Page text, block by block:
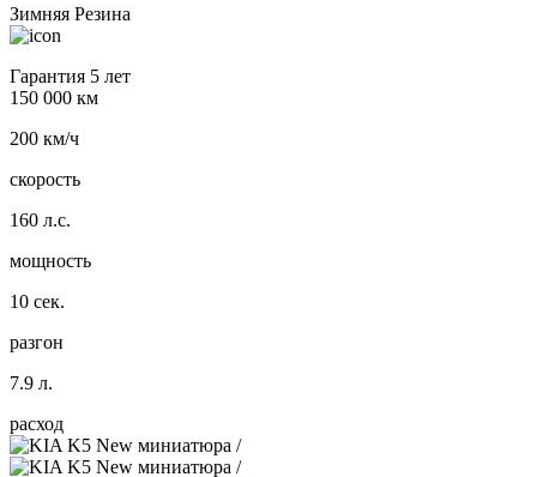
Зимняя Резина
Гарантия 5 лет
150 000 км
200 км/ч
скорость
160 л.с.
мощность
10 сек.
разгон
7.9 л.
расход